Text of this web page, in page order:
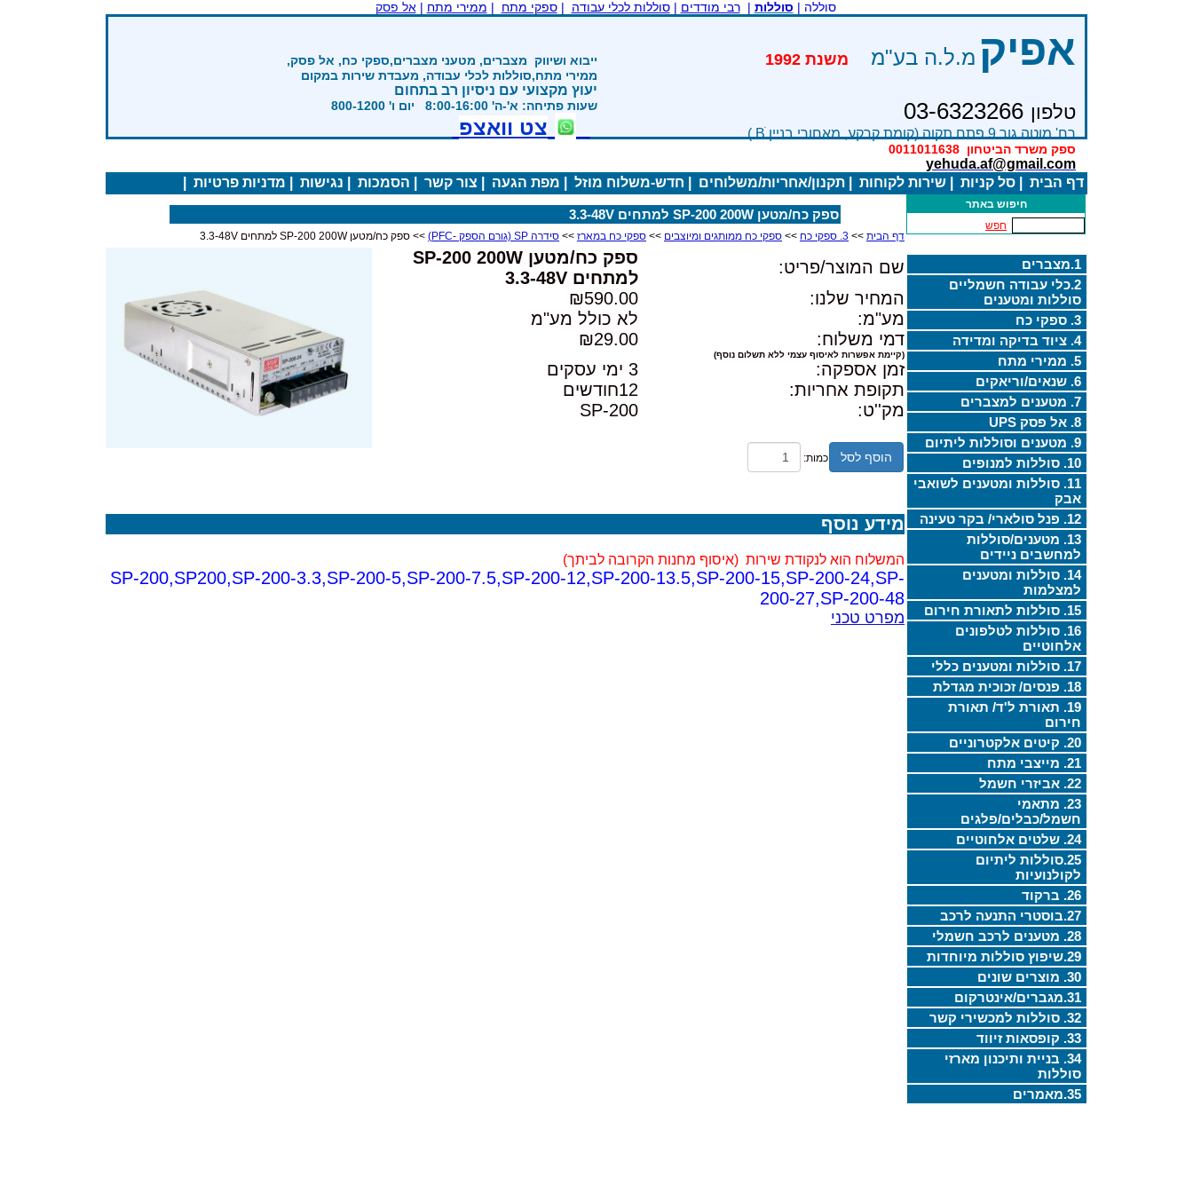
סוללה | סוללות |רבי מודדים |סוללות לכלי עבודה |ספקי מתח | ממירי מתח |אל פסק
אפיק מ.ל.ה בע"מ
טלפון 03-6323266
רח' מוטה גור 9 פתח תקוה (קומת קרקע, מאחורי בניין Bׂ )
ספק משרד הביטחון 0011011638
yehuda.af@gmail.com
ייבוא ושיווק מצברים, מטעני מצברים,ספקי כח, אל פסק,
ממירי מתח,סוללות לכלי עבודה, מעבדת שירות במקום
יעוץ מקצועי עם ניסיון רב בתחום
שעות פתיחה: א'-ה' 8:00-16:00 יום ו' 800-1200
צט וואצפ
דף הבית סל קניות שירות לקוחות תקנון/אחריות/משלוחים חדש-משלוח מוזל מפת הגעה צור קשר הסמכות נגישות מדניות פרטיות
חיפוש באתר
חפש
1.מצברים
2.כלי עבודה חשמליים
סוללות ומטענים
3. ספקי כח
4. ציוד בדיקה ומדידה
5. ממירי מתח
6. שנאים/וריאקים
7. מטענים למצברים
8. אל פסק UPS
9. מטענים וסוללות ליתיום
10. סוללות למנופים
11. סוללות ומטענים לשואבי
אבק
12. פנל סולארי/ בקר טעינה
13. מטענים/סוללות
למחשבים ניידים
14. סוללות ומטענים
למצלמות
15. סוללות לתאורת חירום
16. סוללות לטלפונים
אלחוטיים
17. סוללות ומטענים כללי
18. פנסים/ זכוכית מגדלת
19. תאורת ל'ד/ תאורת
חירום
20. קיטים אלקטרוניים
21. מייצבי מתח
22. אביזרי חשמל
23. מתאמי
חשמל/כבלים/פלגים
24. שלטים אלחוטיים
25.סוללות ליתיום
לקולנועיות
26. ברקוד
27.בוסטרי התנעה לרכב
28. מטענים לרכב חשמלי
29.שיפוץ סוללות מיוחדות
30. מוצרים שונים
31.מגברים/אינטרקום
32. סוללות למכשירי קשר
33. קופסאות זיווד
34. בניית ותיכנון מארזי
סוללות
35.מאמרים
ספק כח/מטען SP-200 200W למתחים 3.3-48V
דף הבית >> 3. ספקי כח >> ספקי כח ממותגים ומיוצבים >> ספקי כח במארז >> סידרה SP (גורם הספק -PFC) >> ספק כח/מטען SP-200 200W למתחים 3.3-48V
שם המוצר/פריט:
ספק כח/מטען SP-200 200W
למתחים 3.3-48V
המחיר שלנו:
₪590.00
מע"מ:
לא כולל מע"מ
דמי משלוח:
₪29.00
(קיימת אפשרות לאיסוף עצמי ללא תשלום נוסף)
זמן אספקה:
3 ימי עסקים
תקופת אחריות:
12חודשים
מק''ט:
SP-200
הוסף לסל כמות:
מידע נוסף
המשלוח הוא לנקודת שירות (איסוף מחנות הקרובה לביתך)
SP-200,SP200,SP-200-3.3,SP-200-5,SP-200-7.5,SP-200-12,SP-200-13.5,SP-200-15,SP-200-24,SP-
200-27,SP-200-48
מפרט טכני